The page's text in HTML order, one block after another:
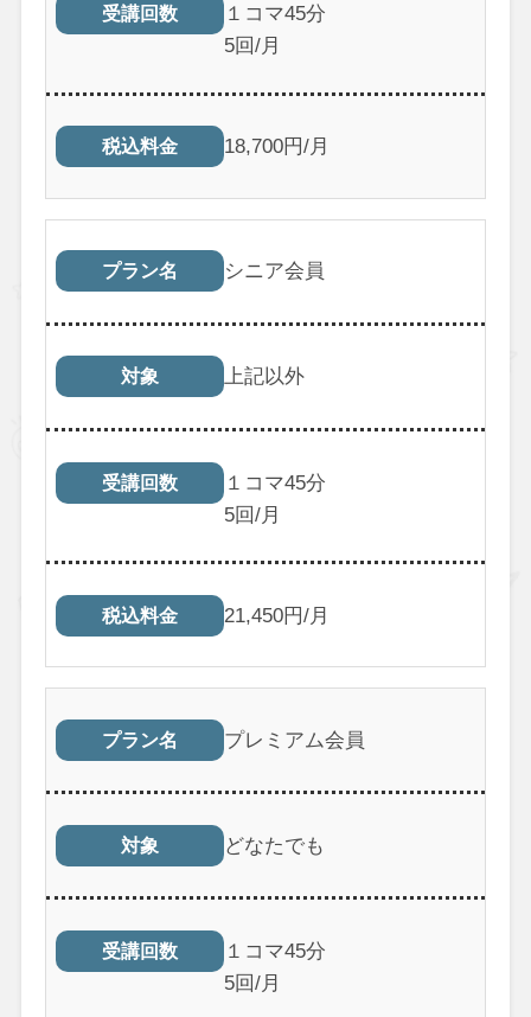
受講回数
１コマ45分
5回/月
税込料金 18,700円/月
プラン名 シニア会員
対象 上記以外
受講回数
１コマ45分
5回/月
税込料金 21,450円/月
プラン名 プレミアム会員
対象 どなたでも
受講回数
１コマ45分
5回/月